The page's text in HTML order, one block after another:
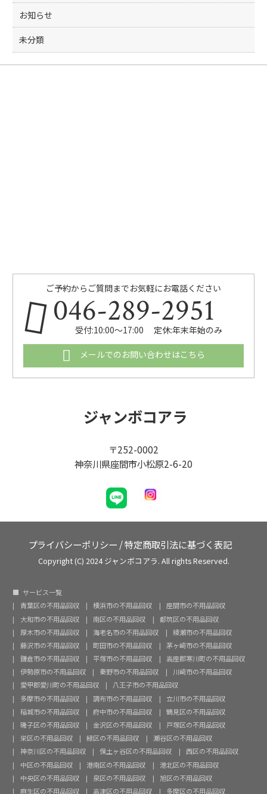
お知らせ
未分類
ご予約からご質問までお気軽にお電話ください
046-289-2951
受付:10:00～17:00 定休:年末年始のみ
メールでのお問い合わせはこちら
ジャンボコアラ
〒252-0002
神奈川県座間市小松原2-6-20
プライバシーポリシー /特定商取引法に基づく表記
Copyright (C) 2024 ジャンボコアラ. All rights Reserved.
サービス一覧
青葉区の不用品回収
横浜市の不用品回収
座間市の不用品回収
大和市の不用品回収
南区の不用品回収
都筑区の不用品回収
厚木市の不用品回収
海老名市の不用品回収
綾瀬市の不用品回収
藤沢市の不用品回収
町田市の不用品回収
茅ヶ崎市の不用品回収
鎌倉市の不用品回収
平塚市の不用品回収
高座郡寒川町の不用品回収
伊勢原市の不用品回収
秦野市の不用品回収
川崎市の不用品回収
愛甲郡愛川町の不用品回収
八王子市の不用品回収
多摩市の不用品回収
調布市の不用品回収
立川市の不用品回収
稲城市の不用品回収
府中市の不用品回収
鶴見区の不用品回収
磯子区の不用品回収
金沢区の不用品回収
戸塚区の不用品回収
栄区の不用品回収
緑区の不用品回収
瀬谷区の不用品回収
神奈川区の不用品回収
保土ヶ谷区の不用品回収
西区の不用品回収
中区の不用品回収
港南区の不用品回収
港北区の不用品回収
中央区の不用品回収
泉区の不用品回収
旭区の不用品回収
麻生区の不用品回収
高津区の不用品回収 多摩区の不用品回収